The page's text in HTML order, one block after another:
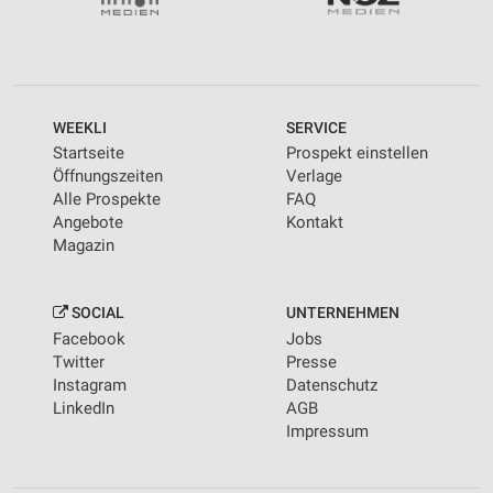
WEEKLI
Startseite
Öffnungszeiten
Alle Prospekte
Angebote
Magazin
SERVICE
Prospekt einstellen
Verlage
FAQ
Kontakt
SOCIAL
Facebook
Twitter
Instagram
LinkedIn
UNTERNEHMEN
Jobs
Presse
Datenschutz
AGB
Impressum
personalisierter Werbung
personalisierter Inhalte
Messung der Werbeleistung
Messung der Performance von Inhalten
Quellen
Entwicklung und Verbesserung der Angebote
Verwendung reduzierter Daten zur Auswahl von
Inhalten